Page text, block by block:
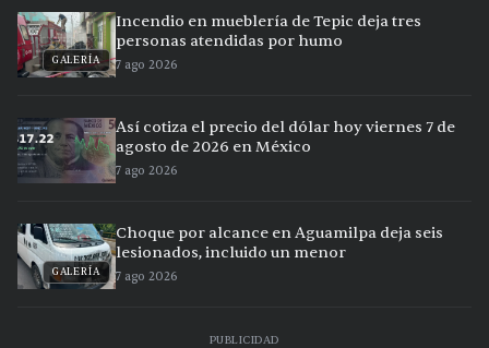
GALERÍA
Incendio en mueblería de Tepic deja tres
personas atendidas por humo
7 ago 2026
Así cotiza el precio del dólar hoy viernes 7 de
agosto de 2026 en México
7 ago 2026
GALERÍA
Choque por alcance en Aguamilpa deja seis
lesionados, incluido un menor
7 ago 2026
PUBLICIDAD